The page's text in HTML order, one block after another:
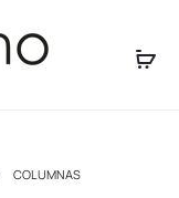
COLUMNAS